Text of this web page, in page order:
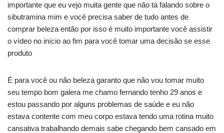
importante que eu vejo muita gente que não tá falando sobre o
sibutramina mim e você precisa saber de tudo antes de
comprar beleza então por isso é muito importante você assistir
o vídeo no início ao fim para você tomar uma decisão se esse
produto
É para você ou não beleza garanto que não vou tomar muito
seu tempo bom galera me chamo fernando tenho 29 anos e
estou passando por alguns problemas de saúde e eu não
estava contente com meu corpo estava tendo uma rotina muito
cansativa trabalhando demais sabe chegando bem cansado em